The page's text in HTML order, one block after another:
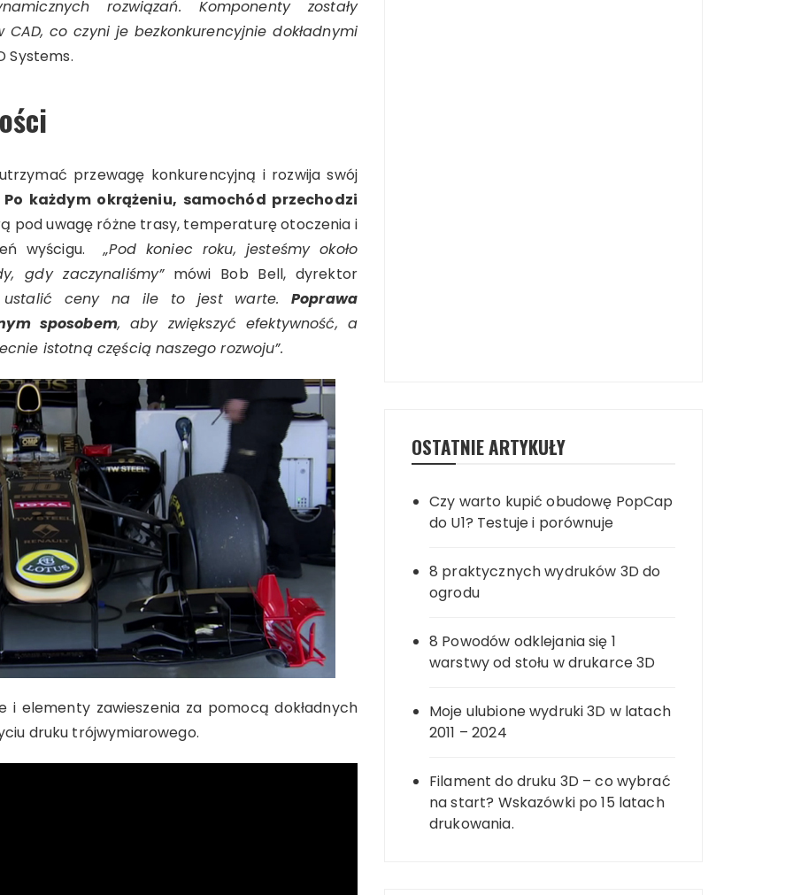
rozwiązań. Komponenty zostały
co czyni je bezkonkurencyjnie dokładnymi
Systems.
przewagę konkurencyjną i rozwija swój
Po każdym okrążeniu, samochód przechodzi
pod uwagę różne trasy, temperaturę otoczenia i
wyścigu.
„Pod koniec roku, jesteśmy około
gdy zaczynaliśmy”mówi Bob Bell, dyrektor
ustalić ceny na ile to jest warte. Poprawa
sposobem, aby zwiększyć efektywność, a
istotną częścią naszego rozwoju”.
i elementy zawieszenia za pomocą dokładnych
druku trójwymiarowego.
OSTATNIE ARTYKUŁY
Czy warto kupić obudowę PopCap
do U1? Testuje i porównuje
8 praktycznych wydruków 3D do
ogrodu
8 Powodów odklejania się 1
warstwy od stołu w drukarce 3D
Moje ulubione wydruki 3D w latach
2011 – 2024
Filament do druku 3D – co wybrać
na start? Wskazówki po 15 latach
drukowania.